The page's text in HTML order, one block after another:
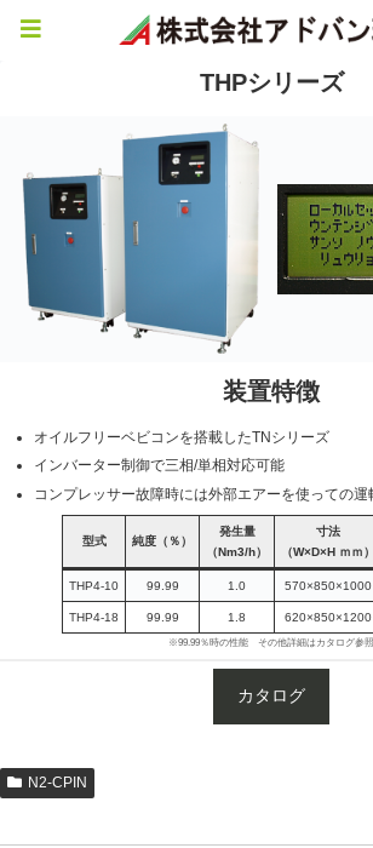
THPシリーズ
装置特徴
オイルフリーベビコンを搭載したTNシリーズ
インバーター制御で三相/単相対応可能
コンプレッサー故障時には外部エアーを使っての運
型式 純度（％）
発生量
（Nm3/h）
寸法
（W×D×H ｍｍ）
THP4-10 99.99 1.0 570×850×1000
THP4-18 99.99 1.8 620×850×1200
※99.99％時の性能 その他詳細はカタログ参照
カタログ
N2-CPIN